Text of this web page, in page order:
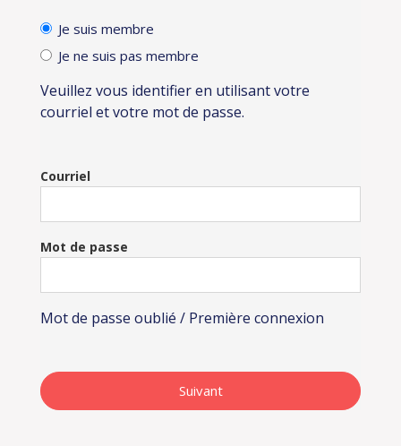
Je suis membre
Je ne suis pas membre
Veuillez vous identifier en utilisant votre
courriel et votre mot de passe.
Courriel
Mot de passe
Mot de passe oublié / Première connexion